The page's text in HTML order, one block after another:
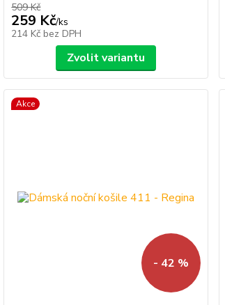
509 Kč
259 Kč/ks
214 Kč bez DPH
Zvolit variantu
Akce
- 42 %